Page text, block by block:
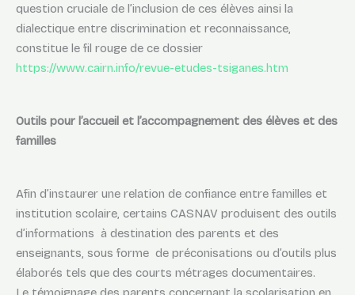
question cruciale de l’inclusion de ces élèves ainsi la
dialectique entre discrimination et reconnaissance,
constitue le fil rouge de ce dossier
https://www.cairn.info/revue-etudes-tsiganes.htm
Outils pour l’accueil et l’accompagnement des élèves et des
familles
Afin d’instaurer une relation de confiance entre familles et
institution scolaire, certains CASNAV produisent des outils
d’informations à destination des parents et des
enseignants, sous forme de préconisations ou d’outils plus
élaborés tels que des courts métrages documentaires.